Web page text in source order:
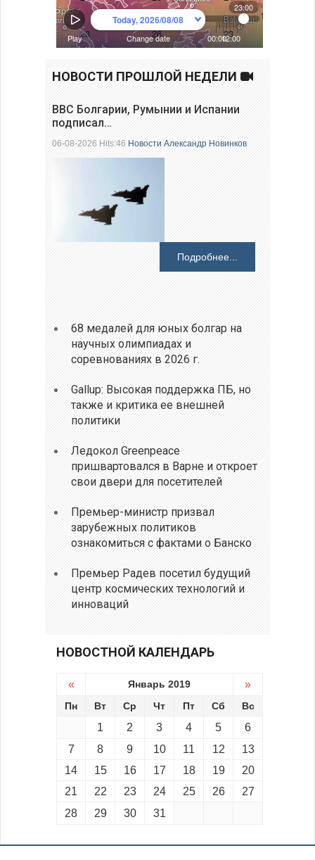
НОВОСТИ ПРОШЛОЙ НЕДЕЛИ
ВВС Болгарии, Румынии и Испании
подписал…
06-08-2026 Hits:46Новости Александр Новинков
Подробнее...
68 медалей для юных болгар на
научных олимпиадах и
соревнованиях в 2026 г.
Gallup: Высокая поддержка ПБ, но
также и критика ее внешней
политики
Ледокол Greenpeace
пришвартовался в Варне и откроет
свои двери для посетителей
Премьер-министр призвал
зарубежных политиков
ознакомиться с фактами о Банско
Премьер Радев посетил будущий
центр космических технологий и
инноваций
НОВОСТНОЙ КАЛЕНДАРЬ
« Январь 2019 »
Пн Вт Ср Чт Пт Сб Вс
1 2 3 4 5
6
7
8 9 10 11 12
13
14
15 16 17 18 19
20
21
22 23 24 25 26
27
28
29 30 31